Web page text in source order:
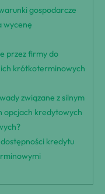
gospodarcze
wycenę
przez firmy do
ich krótkoterminowych
związane z silnym
opcjach kredytowych
kredytu